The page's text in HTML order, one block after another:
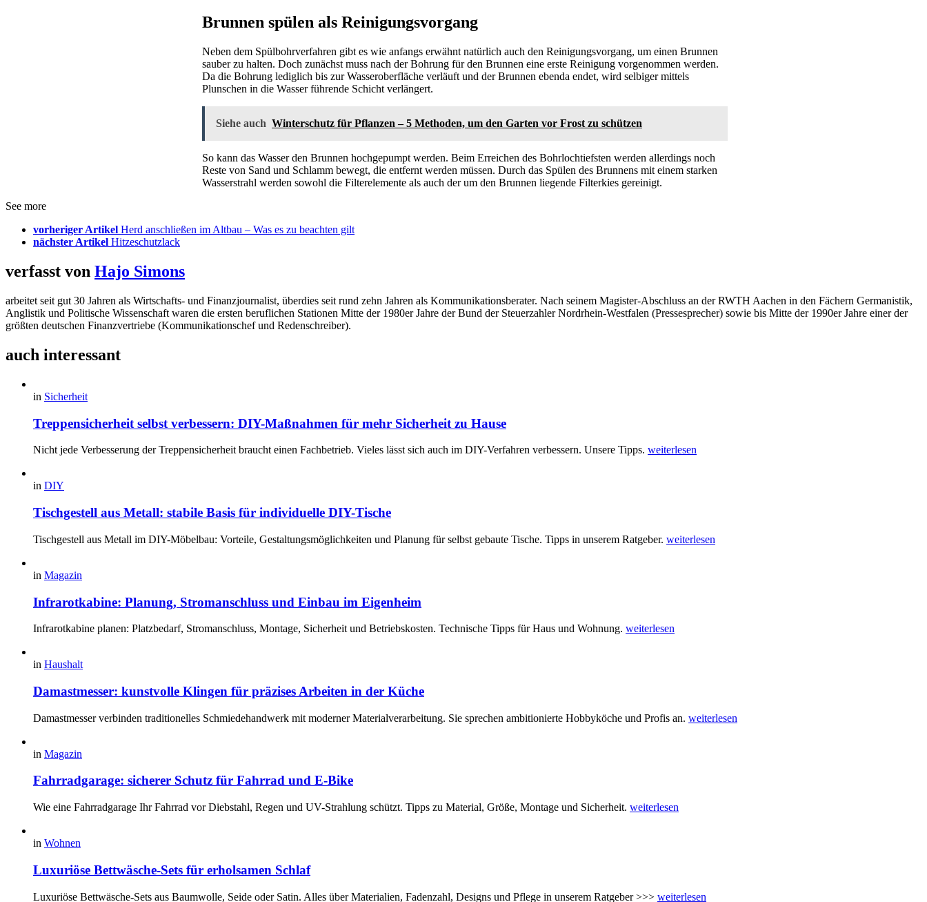
Brunnen spülen als Reinigungsvorgang
Neben dem Spülbohrverfahren gibt es wie anfangs erwähnt natürlich auch den Reinigungsvorgang, um einen Brunnen
sauber zu halten. Doch zunächst muss nach der Bohrung für den Brunnen eine erste Reinigung vorgenommen werden.
Da die Bohrung lediglich bis zur Wasseroberfläche verläuft und der Brunnen ebenda endet, wird selbiger mittels
Plunschen in die Wasser führende Schicht verlängert.
Siehe auch Winterschutz für Pflanzen – 5 Methoden, um den Garten vor Frost zu schützen
So kann das Wasser den Brunnen hochgepumpt werden. Beim Erreichen des Bohrlochtiefsten werden allerdings noch
Reste von Sand und Schlamm bewegt, die entfernt werden müssen. Durch das Spülen des Brunnens mit einem starken
Wasserstrahl werden sowohl die Filterelemente als auch der um den Brunnen liegende Filterkies gereinigt.
See more
vorheriger Artikel Herd anschließen im Altbau – Was es zu beachten gilt
nächster Artikel Hitzeschutzlack
verfasst von Hajo Simons
arbeitet seit gut 30 Jahren als Wirtschafts- und Finanzjournalist, überdies seit rund zehn Jahren als Kommunikationsberater. Nach seinem Magister-Abschluss an der RWTH Aachen in den Fächern Germanistik,
Anglistik und Politische Wissenschaft waren die ersten beruflichen Stationen Mitte der 1980er Jahre der Bund der Steuerzahler Nordrhein-Westfalen (Pressesprecher) sowie bis Mitte der 1990er Jahre einer der
größten deutschen Finanzvertriebe (Kommunikationschef und Redenschreiber).
auch interessant
in Sicherheit
Treppensicherheit selbst verbessern: DIY-Maßnahmen für mehr Sicherheit zu Hause
Nicht jede Verbesserung der Treppensicherheit braucht einen Fachbetrieb. Vieles lässt sich auch im DIY-Verfahren verbessern. Unsere Tipps. weiterlesen
in DIY
Tischgestell aus Metall: stabile Basis für individuelle DIY-Tische
Tischgestell aus Metall im DIY-Möbelbau: Vorteile, Gestaltungsmöglichkeiten und Planung für selbst gebaute Tische. Tipps in unserem Ratgeber. weiterlesen
in Magazin
Infrarotkabine: Planung, Stromanschluss und Einbau im Eigenheim
Infrarotkabine planen: Platzbedarf, Stromanschluss, Montage, Sicherheit und Betriebskosten. Technische Tipps für Haus und Wohnung. weiterlesen
in Haushalt
Damastmesser: kunstvolle Klingen für präzises Arbeiten in der Küche
Damastmesser verbinden traditionelles Schmiedehandwerk mit moderner Materialverarbeitung. Sie sprechen ambitionierte Hobbyköche und Profis an. weiterlesen
in Magazin
Fahrradgarage: sicherer Schutz für Fahrrad und E-Bike
Wie eine Fahrradgarage Ihr Fahrrad vor Diebstahl, Regen und UV-Strahlung schützt. Tipps zu Material, Größe, Montage und Sicherheit. weiterlesen
in Wohnen
Luxuriöse Bettwäsche-Sets für erholsamen Schlaf
Luxuriöse Bettwäsche-Sets aus Baumwolle, Seide oder Satin. Alles über Materialien, Fadenzahl, Designs und Pflege in unserem Ratgeber >>> weiterlesen